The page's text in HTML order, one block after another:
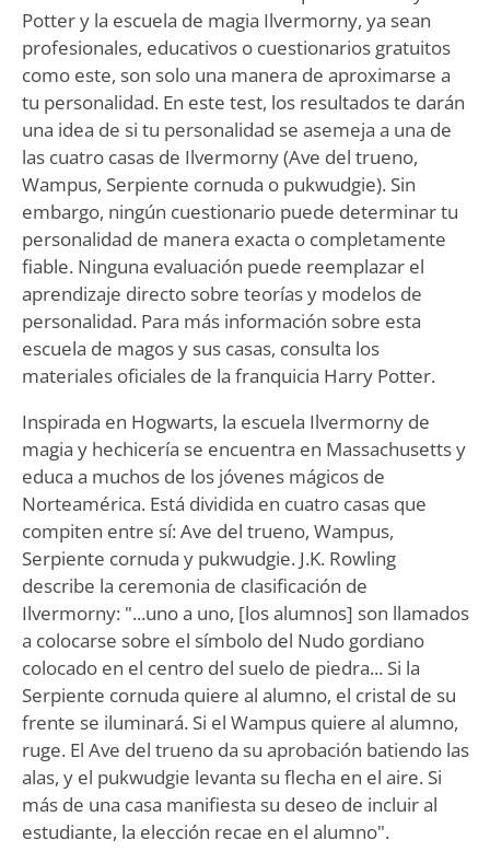
Potter y la escuela de magia Ilvermorny, ya sean
profesionales, educativos o cuestionarios gratuitos
como este, son solo una manera de aproximarse a
tu personalidad. En este test, los resultados te darán
una idea de si tu personalidad se asemeja a una de
las cuatro casas de Ilvermorny (Ave del trueno,
Wampus, Serpiente cornuda o pukwudgie). Sin
embargo, ningún cuestionario puede determinar tu
personalidad de manera exacta o completamente
fiable. Ninguna evaluación puede reemplazar el
aprendizaje directo sobre teorías y modelos de
personalidad. Para más información sobre esta
escuela de magos y sus casas, consulta los
materiales oficiales de la franquicia Harry Potter.
Inspirada en Hogwarts, la escuela Ilvermorny de
magia y hechicería se encuentra en Massachusetts y
educa a muchos de los jóvenes mágicos de
Norteamérica. Está dividida en cuatro casas que
compiten entre sí: Ave del trueno, Wampus,
Serpiente cornuda y pukwudgie. J.K. Rowling
describe la ceremonia de clasificación de
Ilvermorny: "...uno a uno, [los alumnos] son llamados
a colocarse sobre el símbolo del Nudo gordiano
colocado en el centro del suelo de piedra... Si la
Serpiente cornuda quiere al alumno, el cristal de su
frente se iluminará. Si el Wampus quiere al alumno,
ruge. El Ave del trueno da su aprobación batiendo las
alas, y el pukwudgie levanta su flecha en el aire. Si
más de una casa manifiesta su deseo de incluir al
estudiante, la elección recae en el alumno".